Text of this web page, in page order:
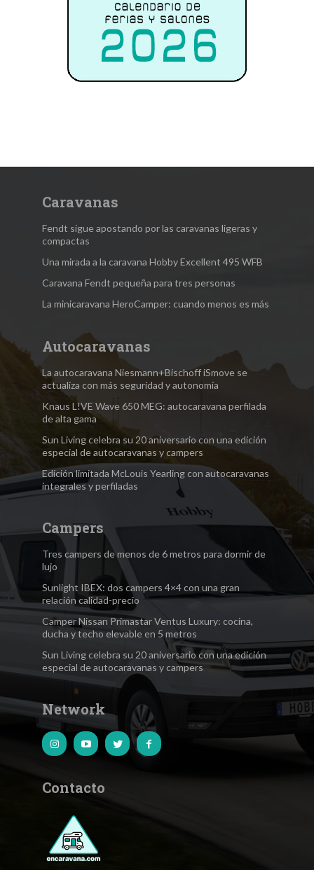
Caravanas
Fendt sigue apostando por las caravanas ligeras y
compactas
Una mirada a la caravana Hobby Excellent 495 WFB
Caravana Fendt pequeña para tres personas
La minicaravana HeroCamper: cuando menos es más
Autocaravanas
La autocaravana Niesmann+Bischoff iSmove se
actualiza con más seguridad y autonomía
Knaus L!VE Wave 650 MEG: autocaravana perfilada
de alta gama
Sun Living celebra su 20 aniversario con una edición
especial de autocaravanas y campers
Edición limitada McLouis Yearling con autocaravanas
integrales y perfiladas
Campers
Tres campers de menos de 6 metros para dormir de
lujo
Sunlight IBEX: dos campers 4×4 con una gran
relación calidad-precio
Camper Nissan Primastar Ventus Luxury: cocina,
ducha y techo elevable en 5 metros
Sun Living celebra su 20 aniversario con una edición
especial de autocaravanas y campers
Network
Contacto